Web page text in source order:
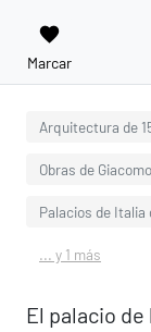
favorite
Marcar
Arquitectura de
Obras de
Palacios de Italia
... y 1 más
El palacio de